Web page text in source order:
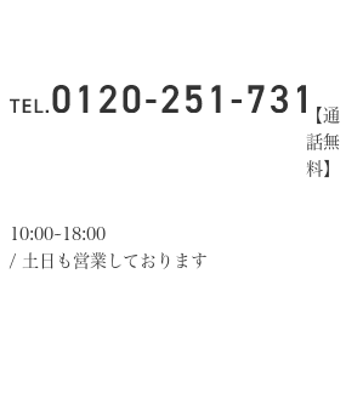
【通
話無
料】
10:00~18:00
/ 土日も営業しております